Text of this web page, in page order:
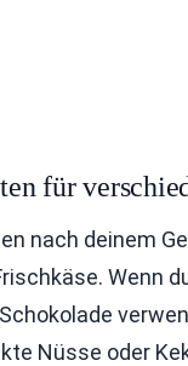
für
nach deinem
Wenn
Nüsse oder